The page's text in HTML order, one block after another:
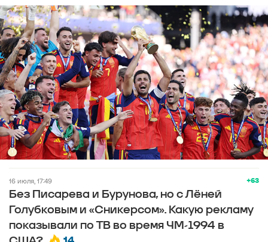
+63
16 июля, 17:49
Без Писарева и Бурунова, но с Лёней
Голубковым и «Сникерсом». Какую рекламу
показывали по ТВ во время ЧМ-1994 в